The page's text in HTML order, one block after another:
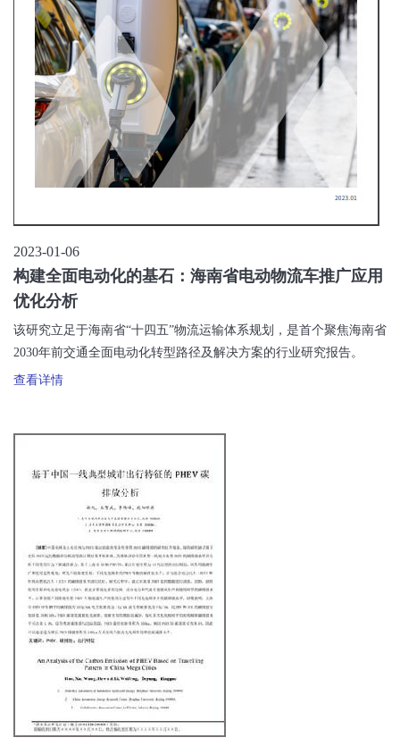
2023-01-06
构建全面电动化的基石：海南省电动物流车推广应用
优化分析
该研究立足于海南省“十四五”物流运输体系规划，是首个聚焦海南省
2030年前交通全面电动化转型路径及解决方案的行业研究报告。
查看详情